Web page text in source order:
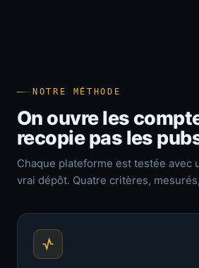
NOTRE MÉTHODE
On ouvre les
recopie pas les
Chaque plateforme est testée avec
vrai dépôt. Quatre critères,